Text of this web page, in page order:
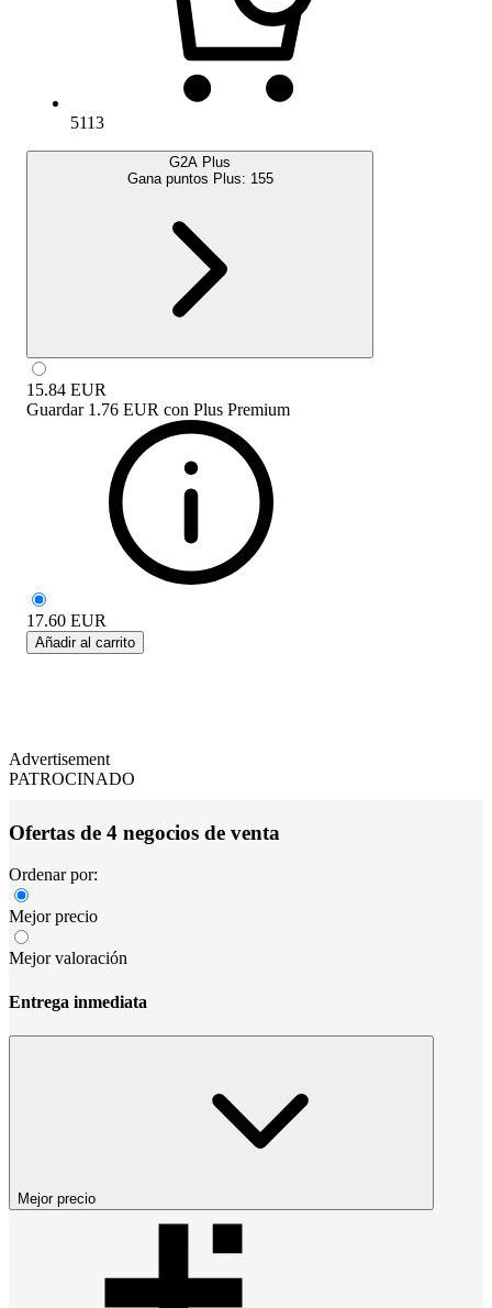
5113
G2A Plus
Gana puntos Plus: 155
15.84 EUR
Guardar 1.76 EUR con Plus Premium
17.60 EUR
Añadir al carrito
Advertisement
PATROCINADO
Ofertas de 4 negocios de venta
Ordenar por:
Mejor precio
Mejor valoración
Entrega inmediata
Mejor precio